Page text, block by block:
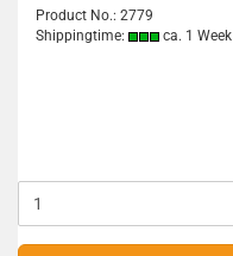
Product No.: 2779
Shippingtime:
ca. 1 Week